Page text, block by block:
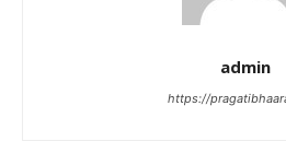
admin
https://